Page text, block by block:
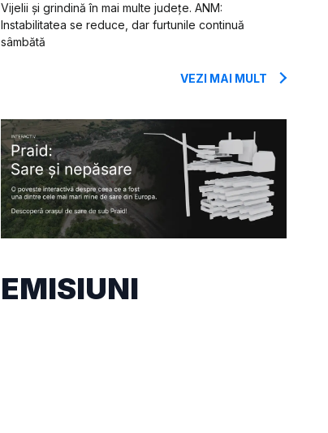
Vijelii și grindină în mai multe județe. ANM:
Instabilitatea se reduce, dar furtunile continuă
sâmbătă
VEZI MAI MULT
EMISIUNI